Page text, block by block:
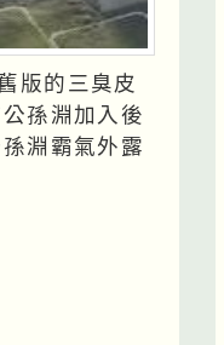
孫淵加入後
淵霸氣外露